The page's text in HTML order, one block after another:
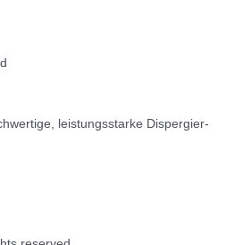
leistungsstarke Dispergier-